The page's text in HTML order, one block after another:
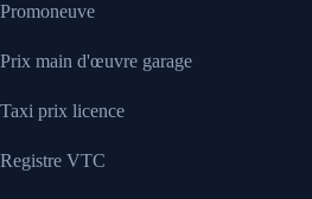
Promoneuve
Prix main d'œuvre garage
Taxi prix licence
Registre VTC